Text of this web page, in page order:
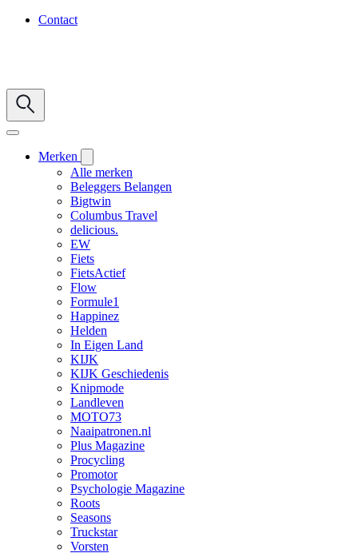
Contact
Merken
Alle merken
Beleggers Belangen
Bigtwin
Columbus Travel
delicious.
EW
Fiets
FietsActief
Flow
Formule1
Happinez
Helden
In Eigen Land
KIJK
KIJK Geschiedenis
Knipmode
Landleven
MOTO73
Naaipatronen.nl
Plus Magazine
Procycling
Promotor
Psychologie Magazine
Roots
Seasons
Truckstar
Vorsten